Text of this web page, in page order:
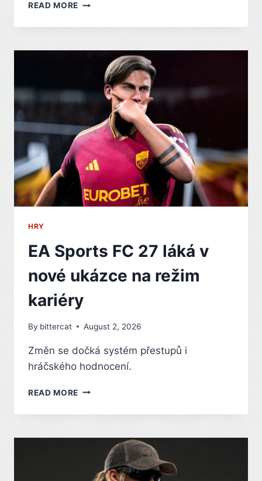
READ MORE ŠÉFKA
ZVEŘEJNILA
HLAVNÍ
PRIORITY
NADCHÁZEJÍCÍ
ROK
HRY
EA Sports FC 27 láká v
nové ukázce na režim
kariéry
By bittercat August 2, 2026
Změn se dočká systém přestupů i
hráčského hodnocení.
READ MORE EA
FC
LÁKÁ
UKÁZCE